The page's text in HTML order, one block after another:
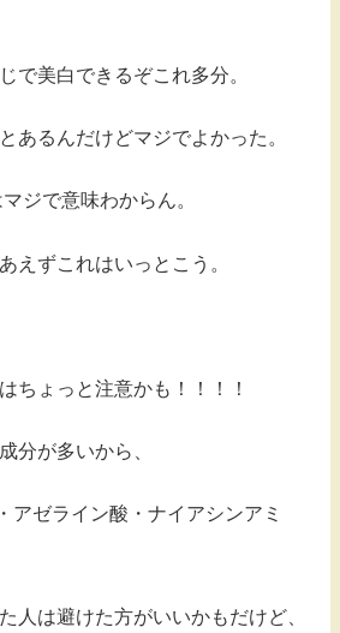
で美白できるぞこれ多分。
あるんだけどマジでよかった。
ジで意味わからん。
えずこれはいっとこう。
ちょっと注意かも！！！！
分が多いから、
アゼライン酸・ナイアシンアミ
人は避けた方がいいかもだけど、